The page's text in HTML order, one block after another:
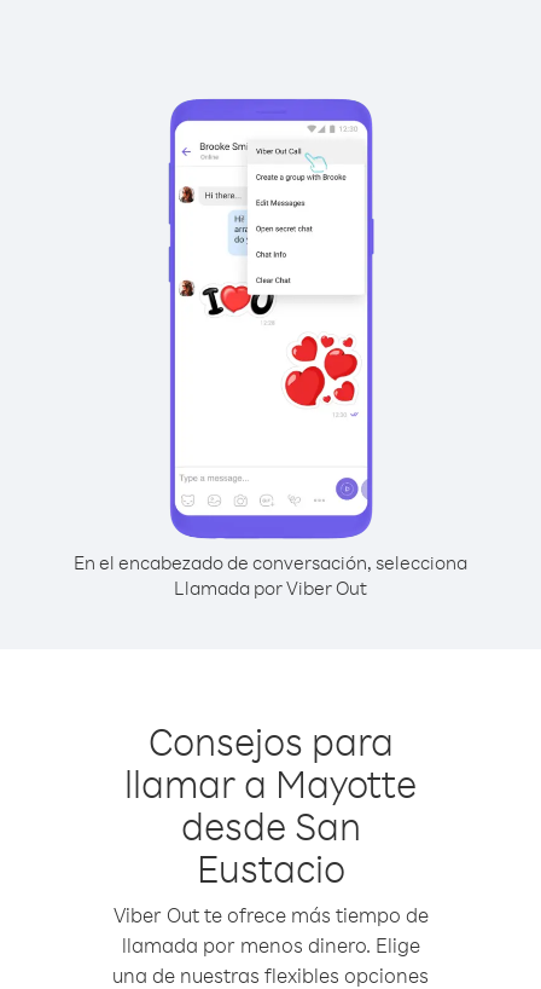
En el encabezado de conversación, selecciona
Llamada por Viber Out
Consejos para
llamar a Mayotte
desde San
Eustacio
Viber Out te ofrece más tiempo de
llamada por menos dinero. Elige
una de nuestras flexibles opciones